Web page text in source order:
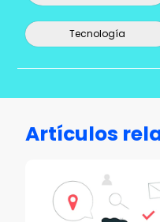
Tecnología
Artículos